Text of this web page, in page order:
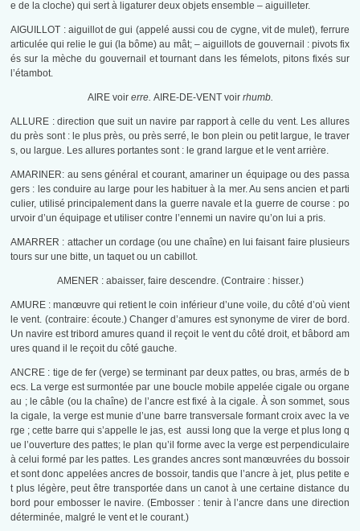
e de la cloche) qui sert à ligaturer deux objets ensemble – aiguilleter.
AIGUILLOT : aiguillot de gui (appelé aussi cou de cygne, vit de mulet), ferrure
articulée qui relie le gui (la bôme) au mât; – aiguillots de gouvernail : pivots fix
és sur la mèche du gouvernail et tournant dans les fémelots, pitons fixés sur
l’étambot.
AIRE voir erre. AIRE-DE-VENT voir rhumb.
ALLURE : direction que suit un navire par rapport à celle du vent. Les allures
du près sont : le plus près, ou près serré, le bon plein ou petit largue, le traver
s, ou largue. Les allures portantes sont : le grand largue et le vent arrière.
AMARINER: au sens général et courant, amariner un équipage ou des passa
gers : les conduire au large pour les habituer à la mer. Au sens ancien et parti
culier, utilisé principalement dans la guerre navale et la guerre de course : po
urvoir d’un équipage et utiliser contre l’ennemi un navire qu’on lui a pris.
AMARRER : attacher un cordage (ou une chaîne) en lui faisant faire plusieurs
tours sur une bitte, un taquet ou un cabillot.
AMENER : abaisser, faire descendre. (Contraire : hisser.)
AMURE : manœuvre qui retient le coin inférieur d’une voile, du côté d’où vient
le vent. (contraire: écoute.) Changer d’amures est synonyme de virer de bord.
Un navire est tribord amures quand il reçoit le vent du côté droit, et bâbord am
ures quand il le reçoit du côté gauche.
ANCRE : tige de fer (verge) se terminant par deux pattes, ou bras, armés de b
ecs. La verge est surmontée par une boucle mobile appelée cigale ou organe
au ; le câble (ou la chaîne) de l’ancre est fixé à la cigale. À son sommet, sous
la cigale, la verge est munie d’une barre transversale formant croix avec la ve
rge ; cette barre qui s’appelle le jas, est aussi long que la verge et plus long q
ue l’ouverture des pattes; le plan qu’il forme avec la verge est perpendiculaire
à celui formé par les pattes. Les grandes ancres sont manœuvrées du bossoir
et sont donc appelées ancres de bossoir, tandis que l’ancre à jet, plus petite e
t plus légère, peut être transportée dans un canot à une certaine distance du
bord pour embosser le navire. (Embosser : tenir à l’ancre dans une direction
déterminée, malgré le vent et le courant.)